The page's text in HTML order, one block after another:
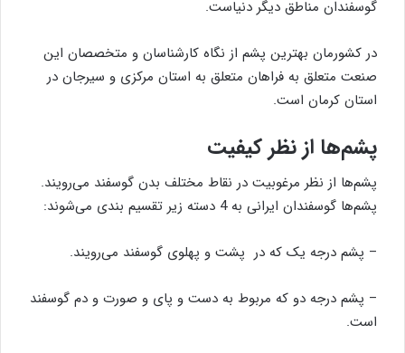
گوسفندان مناطق دیگر دنیاست.
در کشورمان بهترین پشم از نگاه کارشناسان و متخصصان این
صنعت متعلق به فراهان متعلق به استان مرکزی و سیرجان در
استان کرمان است.
پشم‌ها از نظر کیفیت
پشم‌ها از نظر مرغوبیت در نقاط مختلف بدن گوسفند می‌رویند.
پشم‌ها گوسفندان ایرانی به 4 دسته زیر تقسیم بندی می‌شوند:
– پشم درجه یک که در پشت و پهلوی گوسفند می‌رویند.
– پشم درجه دو که مربوط به دست و پای و صورت و دم گوسفند
است.